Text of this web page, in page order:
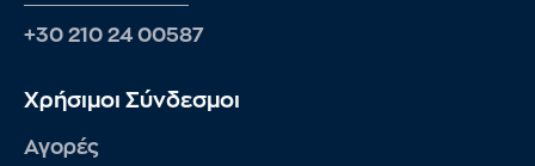
+30 210 24 00587
Χρήσιμοι Σύνδεσμοι
Αγορές